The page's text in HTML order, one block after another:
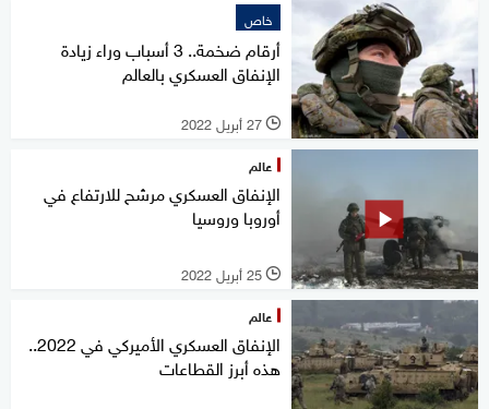
خاص
أرقام ضخمة.. 3 أسباب وراء زيادة
الإنفاق العسكري بالعالم
l 27 أبريل 2022
عالم
الإنفاق العسكري مرشح للارتفاع في
أوروبا وروسيا
l 25 أبريل 2022
عالم
الإنفاق العسكري الأميركي في 2022..
هذه أبرز القطاعات